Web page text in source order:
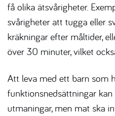
få olika ätsvårigheter.
svårigheter att tugga eller
kräkningar efter måltider,
över 30 minuter, vilket
Att leva med ett barn som
funktionsnedsättningar
utmaningar, men mat ska